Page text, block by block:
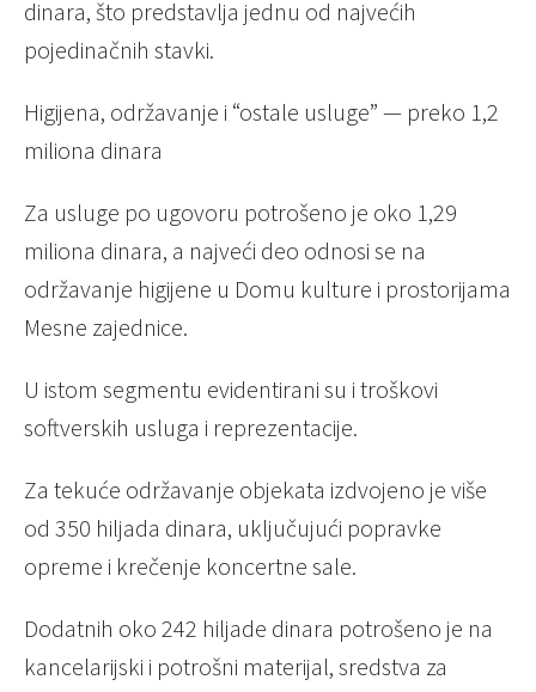
dinara, što predstavlja jednu od najvećih
pojedinačnih stavki.
Higijena, održavanje i “ostale usluge” — preko 1,2
miliona dinara
Za usluge po ugovoru potrošeno je oko 1,29
miliona dinara, a najveći deo odnosi se na
održavanje higijene u Domu kulture i prostorijama
Mesne zajednice.
U istom segmentu evidentirani su i troškovi
softverskih usluga i reprezentacije.
Za tekuće održavanje objekata izdvojeno je više
od 350 hiljada dinara, uključujući popravke
opreme i krečenje koncertne sale.
Dodatnih oko 242 hiljade dinara potrošeno je na
kancelarijski i potrošni materijal, sredstva za